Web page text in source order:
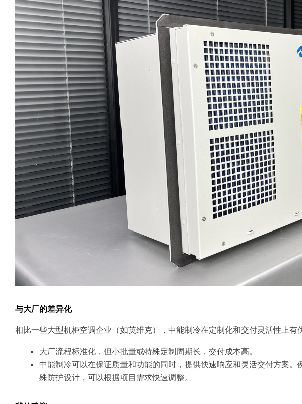
与大厂的差异化
相比一些大型机柜空调企业（如英维克），中能制冷在定制化和交付灵活性上有
大厂流程标准化，但小批量或特殊定制周期长，交付成本高。
中能制冷可以在保证质量和功能的同时，提供快速响应和灵活交付方案
殊防护设计，可以根据项目需求快速调整。